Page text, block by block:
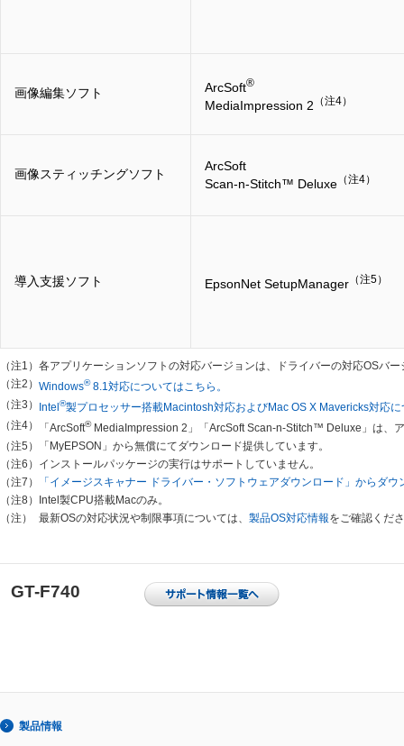
画像編集ソフト ArcSoft®
MediaImpression 2 （注4）
画像スティッチングソフト
ArcSoft
Scan-n-Stitch™ Deluxe （注4）
導入支援ソフト EpsonNet SetupManager （注5）
（注1） 各アプリケーションソフトの対応バージョンは、ドライバーの対応OSバ
（注2） Windows®8.1対応についてはこちら。
（注3）
Intel ®製プロセッサー搭載Macintosh対応およびMac OS X Mavericks対応
（注4）
「ArcSoft®MediaImpression 2」「ArcSoft Scan-n-Stitch™ Deluxe」は、
（注5）
「MyEPSON」から無償にてダウンロード提供しています。
（注6） インストールパッケージの実行はサポートしていません。
（注7）
「イメージスキャナー ドライバー・ソフトウェアダウンロード」からダ
（注8）
Intel製CPU搭載Macのみ。
（注）
最新OSの対応状況や制限事項については、 製品OS対応情報をご確認くだ
GT-F740
製品情報